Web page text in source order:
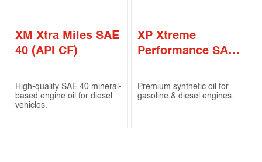
XM Xtra Miles SAE
40 (API CF)
High-quality SAE 40 mineral-
based engine oil for diesel
vehicles.
XP Xtreme
Performance SAE
ILSAC GF-4)
Premium synthetic oil for
gasoline & diesel engines.